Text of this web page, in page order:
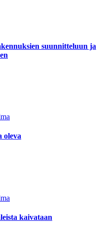
suunnitteluun ja
oleva
kaivataan